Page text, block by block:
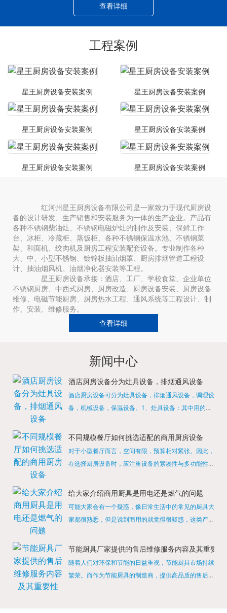
查看详细
工程案例
星王厨房设备安装案例 星王厨房设备安装案例
星王厨房设备安装案例 星王厨房设备安装案例
星王厨房设备安装案例 星王厨房设备安装案例
红河州星王厨房设备有限公司是一家致力于现代厨房设
备的设计研发、生产销售和安装服务为一体的生产企业。产品有
各种不锈钢柴油灶、不锈钢电磁炉灶的制作及安装、保鲜工作
台、冰柜、冷藏柜、蒸饭柜、各种不锈钢保温水池、不锈钢菜
架、和面机、绞肉机及厨房工程安装配套设备。专业制作各种
大、中、小型不锈钢、镀锌板抽油烟罩、厨房排烟管道工程设
计、抽油烟风机、油烟净化器安装等工程。
星王厨房设备承接：酒店、工厂、学校食堂、企业单位
不锈钢厨房、中西式厨房、厨房改造、厨房设备安装、厨房设备
维修、电磁节能厨房、厨房热水工程、通风系统等工程设计、制
作、安装、维修服务。
查看详细
新闻中心
酒店厨房设备分为灶具设备，排烟通风设备
酒店厨房设备可分为灶具设备，排烟通风设备，调理设
备，机械设备，保温设备。1、灶具设备：其中用的较
缺少的，经过相关检测证明的合格设备才能进行使用，
不同规模餐厅如何挑选适配的商用厨房设备
对于小型餐厅而言，空间有限，预算相对紧张。因此，
在选择厨房设备时，应注重设备的紧凑性与多功能性。
烹饪设备，既能节省空间，又能满足多样化的烹饪需
给大家介绍商用厨具是用电还是燃气的问题
可能大家会有一个疑惑，像日常生活中的常见的厨具大
家都很熟悉，但是说到商用的就觉得很疑惑，这类产品
店用的就是商用的吗?还真别说，真被大家猜对了，这
节能厨具厂家提供的售后维修服务内容及其重要性
随着人们对环保和节能的日益重视，节能厨具市场持续
繁荣。而作为节能厨具的制造商，提供高品质的售后维